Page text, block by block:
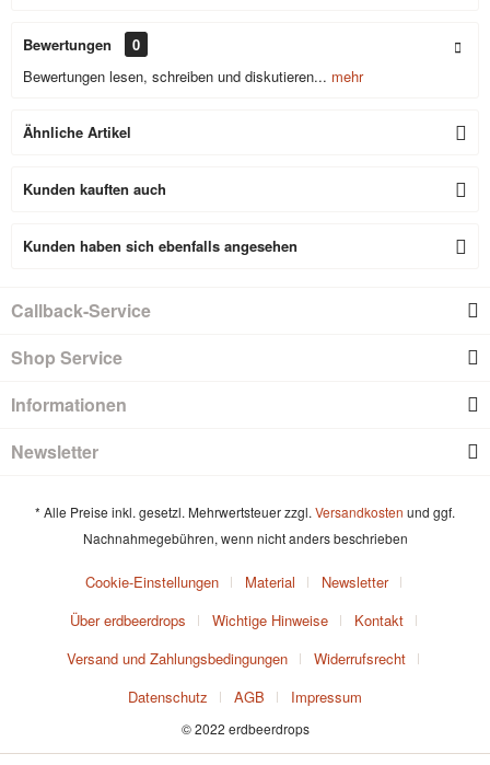
Bewertungen
0
Bewertungen lesen, schreiben und diskutieren... mehr
Ähnliche Artikel
Kunden kauften auch
Kunden haben sich ebenfalls angesehen
Callback-Service
Shop Service
Informationen
Newsletter
* Alle Preise inkl. gesetzl. Mehrwertsteuer zzgl. Versandkosten und ggf.
Nachnahmegebühren, wenn nicht anders beschrieben
Cookie-Einstellungen Material
Newsletter
Über erdbeerdrops
Wichtige Hinweise
Kontakt
Versand und Zahlungsbedingungen
Widerrufsrecht
Datenschutz
AGB Impressum
© 2022 erdbeerdrops